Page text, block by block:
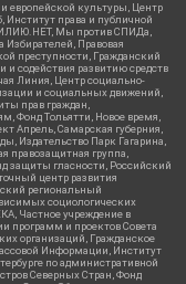
европейской культуры, Центр
Институт права и публичной
Мы против СПИДа,
Правовая
преступности, Гражданский
содействия развитию средств
Линия, Центр социально-
и социальных движений,
прав граждан,
Фонд Тольятти, Новое время,
Апрель, Самарская губерния,
Издательство Парк Гагарина,
правозащитная группа,
защиты гласности, Российский
центр развития
региональный
социологических
Частное учреждение в
программ и проектов Совета
организаций, Гражданское
Информации, Институт
по административной
Северных Стран, Фонд